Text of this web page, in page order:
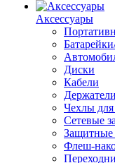
Аксессуары
Диски
Кабели
Чехлы
Сетевые
Защитные
Флеш-